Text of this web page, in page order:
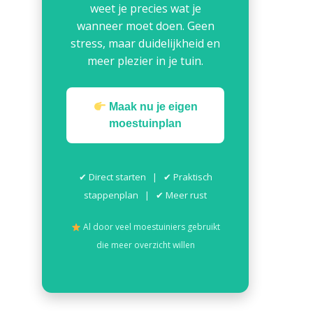
weet je precies wat je
wanneer moet doen. Geen
stress, maar duidelijkheid en
meer plezier in je tuin.
Maak nu je eigen
moestuinplan
✔ Direct starten | ✔ Praktisch
stappenplan | ✔ Meer rust
Al door veel moestuiniers gebruikt
die meer overzicht willen